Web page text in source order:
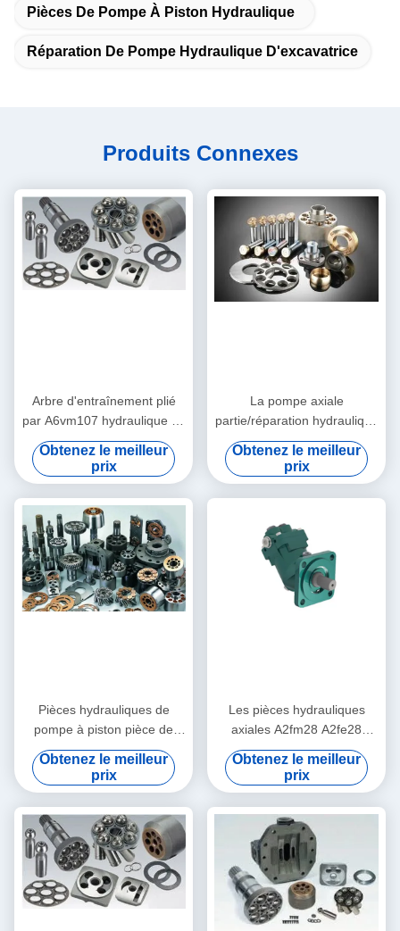
Pièces De Pompe À Piston Hydraulique
Réparation De Pompe Hydraulique D'excavatrice
Produits Connexes
Arbre d'entraînement plié
par A6vm107 hydraulique de
pompe de pièces de moteur
d'excavatrice de erpillar
Obtenez le meilleur
prix
La pompe axiale
partie/réparation hydraulique
de pompe hydraulique
d'excavatrice de erpillar
Obtenez le meilleur
prix
Pièces hydrauliques de
pompe à piston pièce de
moteur de Rexroth de
machine-outil/A2fm23
A2fe23 A2fo23
Obtenez le meilleur
prix
Les pièces hydrauliques
axiales A2fm28 A2fe28
A2fo28 de moteur de
Rexroth ont plié l'offre de
pompe
Obtenez le meilleur
prix